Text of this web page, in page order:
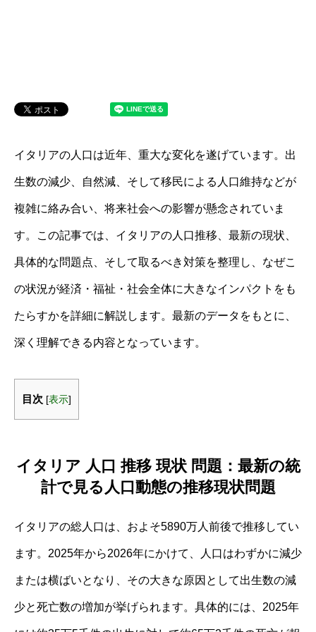
イタリアの人口は近年、重大な変化を遂げています。出
生数の減少、自然減、そして移民による人口維持などが
複雑に絡み合い、将来社会への影響が懸念されていま
す。この記事では、イタリアの人口推移、最新の現状、
具体的な問題点、そして取るべき対策を整理し、なぜこ
の状況が経済・福祉・社会全体に大きなインパクトをも
たらすかを詳細に解説します。最新のデータをもとに、
深く理解できる内容となっています。
目次 [表示]
イタリア 人口 推移 現状 問題：最新の統
計で見る人口動態の推移現状問題
イタリアの総人口は、およそ5890万人前後で推移してい
ます。2025年から2026年にかけて、人口はわずかに減少
または横ばいとなり、その大きな原因として出生数の減
少と死亡数の増加が挙げられます。具体的には、2025年